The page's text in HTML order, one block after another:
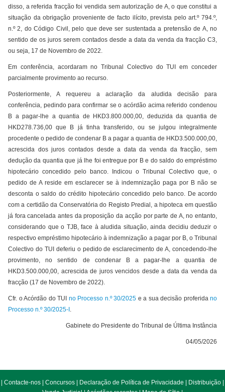
disso, a referida fracção foi vendida sem autorização de A, o que constitui a
situação da obrigação proveniente de facto ilícito, prevista pelo art.º 794.º,
n.º 2, do Código Civil, pelo que deve ser sustentada a pretensão de A, no
sentido de os juros serem contados desde a data da venda da fracção C3,
ou seja, 17 de Novembro de 2022.
Em conferência, acordaram no Tribunal Colectivo do TUI em conceder
parcialmente provimento ao recurso.
Posteriormente, A requereu a aclaração da aludida decisão para
conferência, pedindo para confirmar se o acórdão acima referido condenou
B a pagar-lhe a quantia de HKD3.800.000,00, deduzida da quantia de
HKD278.736,00 que B já tinha transferido, ou se julgou integralmente
procedente o pedido de condenar B a pagar a quantia de HKD3.500.000,00,
acrescida dos juros contados desde a data da venda da fracção, sem
dedução da quantia que já lhe foi entregue por B e do saldo do empréstimo
hipotecário concedido pelo banco. Indicou o Tribunal Colectivo que, o
pedido de A reside em esclarecer se à indemnização paga por B não se
desconta o saldo do crédito hipotecário concedido pelo banco. De acordo
com a certidão da Conservatória do Registo Predial, a hipoteca em questão
já fora cancelada antes da proposição da acção por parte de A, no entanto,
considerando que o TJB, face à aludida situação, ainda decidiu deduzir o
respectivo empréstimo hipotecário à indemnização a pagar por B, o Tribunal
Colectivo do TUI deferiu o pedido de esclarecimento de A, concedendo-lhe
provimento, no sentido de condenar B a pagar-lhe a quantia de
HKD3.500.000,00, acrescida de juros vencidos desde a data da venda da
fracção (17 de Novembro de 2022).
Cfr. o Acórdão do TUI no Processo n.º 30/2025 e a sua decisão proferida no
Processo n.º 30/2025-I .
Gabinete do Presidente do Tribunal de Última Instância
04/05/2026
Contacte-nos Concursos Declaração de Política de Privacidade Distribuição